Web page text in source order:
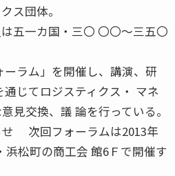
ス団体。
五一カ国・三〇 〇〇〜三五〇
ラム」を開催し、講演、研
じてロジスティクス・ マネ
見交換、議 論を行っている。
せ 次回フォーラムは2013年
浜松町の商工会 館6Ｆで開催す